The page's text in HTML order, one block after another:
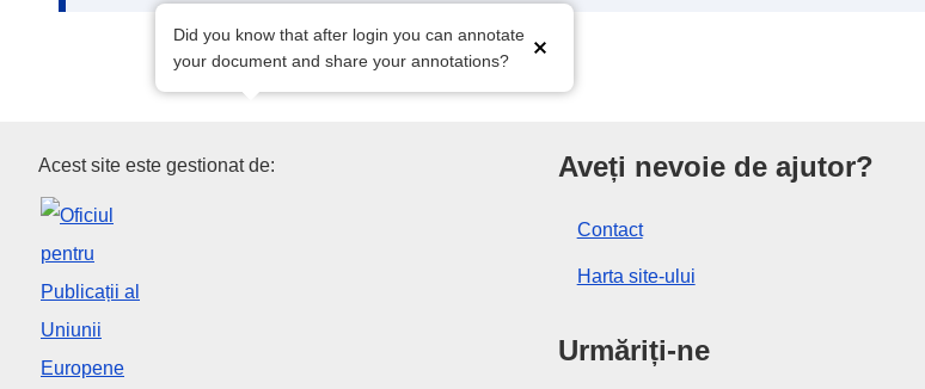
Did you know that after login you can annotate
your document and share your annotations?
Oficiul pentru Publicații al Uniunii Europene
Acest site este gestionat de: Aveți nevoie de ajutor?
Contact
Harta site-ului
Urmăriți-ne